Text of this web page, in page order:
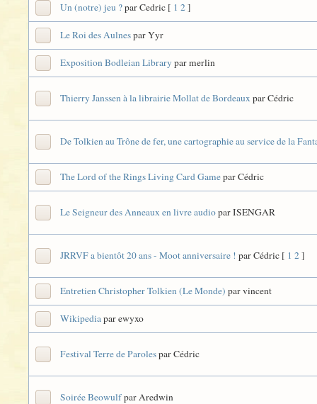
Un (notre) jeu ?par Cedric [ 1 2]
Le Roi des Aulnespar Yyr
Exposition Bodleian Library par merlin
Thierry Janssen à la librairie Mollat de Bordeaux par Cédric
De Tolkien au Trône de fer, une cartographie au service de la
The Lord of the Rings Living Card Gamepar Cédric
Le Seigneur des Anneaux en livre audiopar ISENGAR
JRRVF a bientôt 20 ans - Moot anniversaire ! par Cédric [ 1 2]
Entretien Christopher Tolkien (Le Monde) par vincent
Wikipediapar ewyxo
Festival Terre de Parolespar Cédric
Soirée Beowulfpar Aredwin